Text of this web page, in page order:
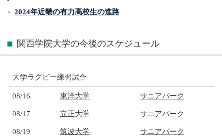
2024年近畿の有力高校生の進路
関西学院大学の今後のスケジュール
大学ラグビー練習試合
08/16 東洋大学 サニアパーク
08/17 立正大学 サニアパーク
08/19 筑波大学 サニアパーク